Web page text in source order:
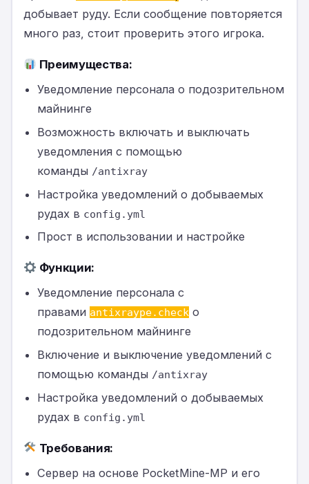
добывает руду. Если сообщение повторяется
много раз, стоит проверить этого игрока.
Преимущества:
Уведомление персонала о подозрительном
майнинге
Возможность включать и выключать
уведомления с помощью
команды /antixray
Настройка уведомлений о добываемых
рудах в config.yml
Прост в использовании и настройке
Функции:
Уведомление персонала с
правами antixraype.checkо
подозрительном майнинге
Включение и выключение уведомлений с
помощью команды /antixray
Настройка уведомлений о добываемых
рудах в config.yml
Требования:
Сервер на основе PocketMine-MP и его